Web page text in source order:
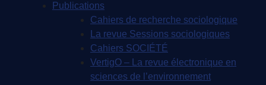
Publications
Cahiers de recherche sociologique
La revue Sessions sociologiques
Cahiers SOCIÉTÉ
VertigO – La revue électronique en
sciences de l’environnement